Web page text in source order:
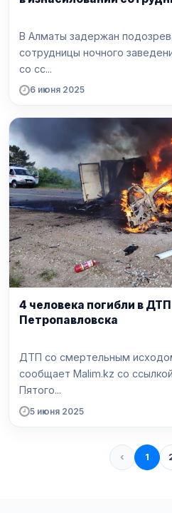
В Алматы задержан
сотрудницы ночного
со сс...
6 июня 2025
4 человека погибли в
Петропавловска
ДТП со смертельным
сообщает Malim.kz со
Пятого...
5 июня 2025
‹ 1